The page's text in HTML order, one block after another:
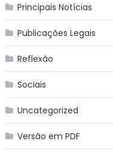
Principais Notícias
Publicações Legais
Reflexão
Sociais
Uncategorized
Versão em PDF